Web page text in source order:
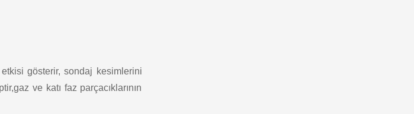
etkisi gösterir, sondaj kesimlerini
ve katı faz parçacıklarının